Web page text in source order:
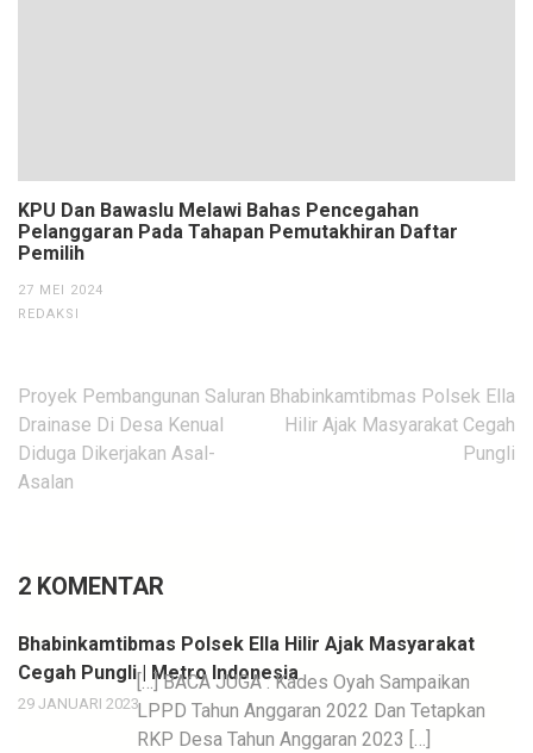
KPU Dan Bawaslu Melawi Bahas Pencegahan
Pelanggaran Pada Tahapan Pemutakhiran Daftar
Pemilih
27 MEI 2024
REDAKSI
Navigasi
pos
Proyek Pembangunan Saluran
Drainase Di Desa Kenual
Diduga Dikerjakan Asal-
Asalan
Bhabinkamtibmas Polsek Ella
Hilir Ajak Masyarakat Cegah
Pungli
2 KOMENTAR
Bhabinkamtibmas Polsek Ella Hilir Ajak Masyarakat
Cegah Pungli | Metro Indonesia
29 JANUARI 2023
[…] BACA JUGA : Kades Oyah Sampaikan
LPPD Tahun Anggaran 2022 Dan Tetapkan
RKP Desa Tahun Anggaran 2023 […]